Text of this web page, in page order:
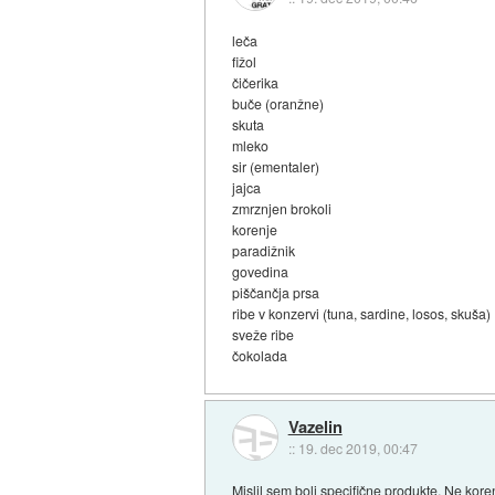
leča
fižol
čičerika
buče (oranžne)
skuta
mleko
sir (ementaler)
jajca
zmrznjen brokoli
korenje
paradižnik
govedina
piščančja prsa
ribe v konzervi (tuna, sardine, losos, skuša)
sveže ribe
čokolada
Vazelin
:: 19. dec 2019, 00:47
Mislil sem bolj specifične produkte. Ne